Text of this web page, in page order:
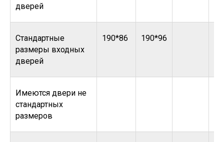
дверей
Стандартные
размеры входных
дверей
190*86 190*96
Имеются двери не
стандартных
размеров